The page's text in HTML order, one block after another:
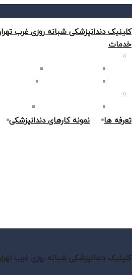
کلینیک دندانپزشکی شبانه روزی غرب
خدمات
جراحی فک در غرب تهران
بلیچینگ
روکش دندان در غرب تهران
اصلاح
پر کردن دندان در غرب تهران
جراحی
تعرفه ها نمونه کارهای دندانپزشکی
کلینیک دندانپزشکی شبانه روزی غرب